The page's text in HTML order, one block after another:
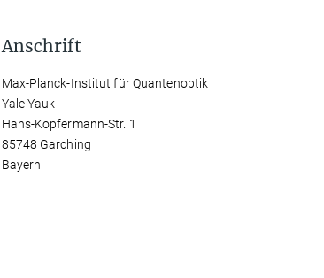
Anschrift
Max-Planck-Institut für Quantenoptik
Yale Yauk
Hans-Kopfermann-Str. 1
85748 Garching
Bayern